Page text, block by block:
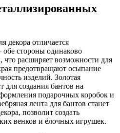
декора отличается
стороны одинаково
что расширяет возможности для
предотвращают осыпание
изделий. Золотая
для создания бантов на
подарочных коробок и
лента для бантов станет
позволит создать
венков и ёлочных игрушек.